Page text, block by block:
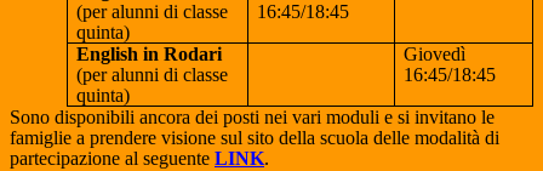
(per alunni di classe
quinta)
16:45/18:45
English in Rodari
(per alunni di classe
quinta)
Giovedì
16:45/18:45
Sono disponibili ancora dei posti nei vari moduli e si invitano le
famiglie a prendere visione sul sito della scuola delle modalità di
partecipazione al seguente LINK.